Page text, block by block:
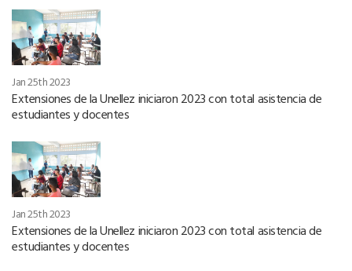
Jan 25th 2023
Extensiones de la Unellez iniciaron 2023 con total asistencia de
estudiantes y docentes
Jan 25th 2023
Extensiones de la Unellez iniciaron 2023 con total asistencia de
estudiantes y docentes